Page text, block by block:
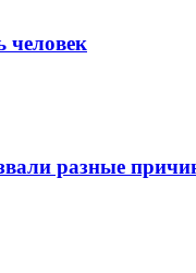
человек
разные